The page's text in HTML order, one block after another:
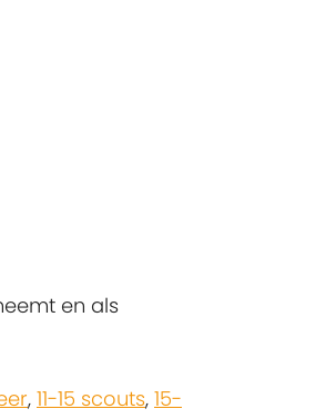
en als
, 11-15 scouts, 15-